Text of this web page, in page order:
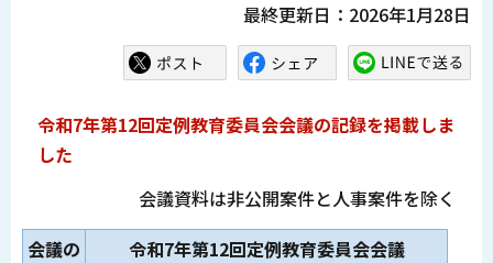
最終更新日：2026年1月28日
令和7年第12回定例教育委員会会議の記録を掲載しま
した
会議資料は非公開案件と人事案件を除く
会議の
令和7年第12回定例教育委員会会議